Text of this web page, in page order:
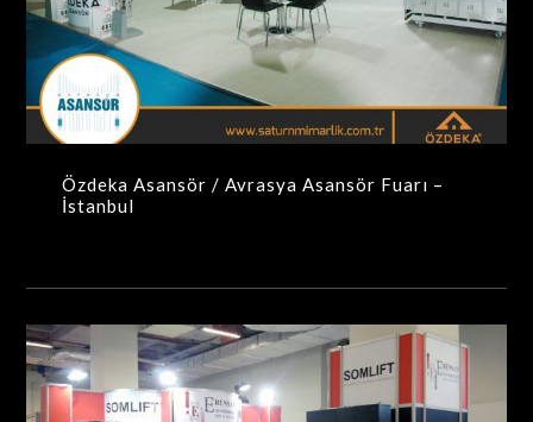
Özdeka Asansör / Avrasya Asansör Fuarı – İstanbul
MAXIMA-MODÜLER STANDLAR
Özdeka Asansör / Avrasya Asansör Fuarı –
İstanbul